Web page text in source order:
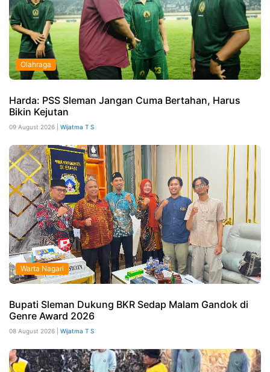
Olahraga
Harda: PSS Sleman Jangan Cuma Bertahan, Harus
Bikin Kejutan
09 August 2026 | Wijatma T S
Warta Nagari
Bupati Sleman Dukung BKR Sedap Malam Gandok di
Genre Award 2026
08 August 2026 | Wijatma T S